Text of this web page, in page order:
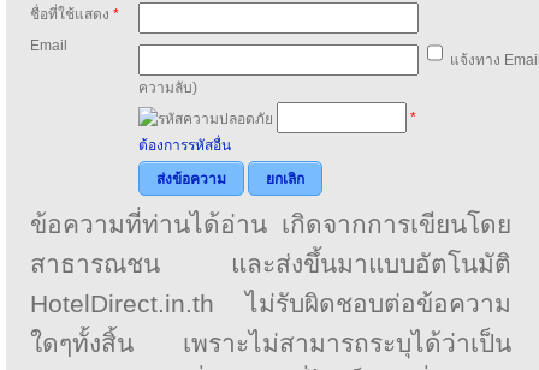
ชื่อที่ใช้แสดง *
Email
แจ้งทาง
ความลับ)
*
ต้องการรหัสอื่น
ส่งข้อความ
ยกเลิก
ข้อความที่ท่านได้อ่าน เกิดจากการเขียนโดย
สาธารณชน และส่งขึ้นมาแบบอัตโนมัติ
HotelDirect.in.th ไม่รับผิดชอบต่อข้อความ
ใดๆทั้งสิ้น เพราะไม่สามารถระบุได้ว่าเป็น